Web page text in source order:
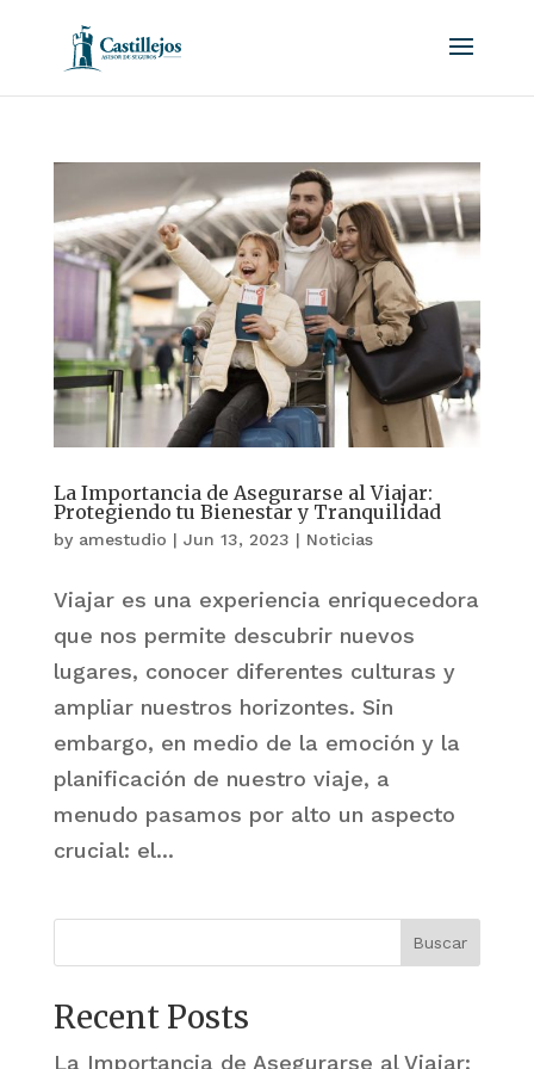
La Importancia de Asegurarse al Viajar:
Protegiendo tu Bienestar y Tranquilidad
by amestudio | Jun 13, 2023 | Noticias
Viajar es una experiencia enriquecedora
que nos permite descubrir nuevos
lugares, conocer diferentes culturas y
ampliar nuestros horizontes. Sin
embargo, en medio de la emoción y la
planificación de nuestro viaje, a
menudo pasamos por alto un aspecto
crucial: el...
Buscar
Recent Posts
La Importancia de Asegurarse al Viajar: